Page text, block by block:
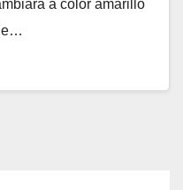
a color amarillo